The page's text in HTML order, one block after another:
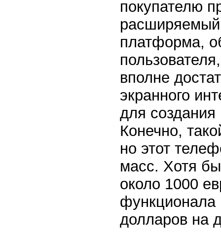
покупателю
платформа,
вполне
экранного
для
Конечно,
но этот
масс. Хотя
около 1000
долларов на